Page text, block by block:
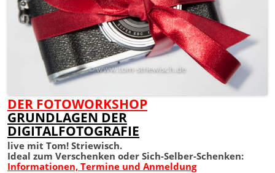
DER FOTOWORKSHOP
GRUNDLAGEN DER
DIGITALFOTOGRAFIE
live mit Tom! Striewisch.
Ideal zum Verschenken oder Sich-Selber-Schenken:
Informationen, Termine und Anmeldung